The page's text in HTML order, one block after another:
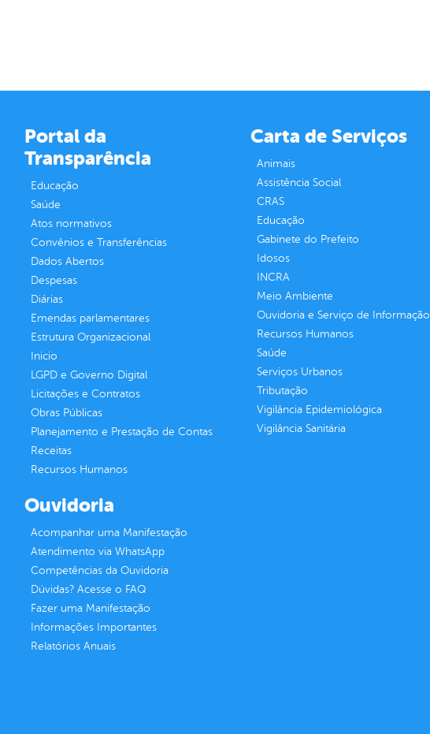
Portal da
Transparência
Educação
Saúde
Atos normativos
Convênios e Transferências
Dados Abertos
Despesas
Diárias
Emendas parlamentares
Estrutura Organizacional
Inicio
LGPD e Governo Digital
Licitações e Contratos
Obras Públicas
Planejamento e Prestação de Contas
Receitas
Recursos Humanos
Carta de Serviços
Animais
Assistência Social
CRAS
Educação
Gabinete do Prefeito
Idosos
INCRA
Meio Ambiente
Ouvidoria e Serviço de Informação
Recursos Humanos
Saúde
Serviços Urbanos
Tributação
Vigilância Epidemiológica
Vigilância Sanitária
Ouvidoria
Acompanhar uma Manifestação
Atendimento via WhatsApp
Competências da Ouvidoria
Dúvidas? Acesse o FAQ
Fazer uma Manifestação
Informações Importantes
Relatórios Anuais